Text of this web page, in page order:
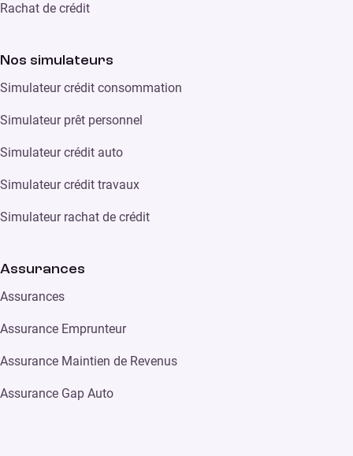
Rachat de crédit
Nos simulateurs
Simulateur crédit consommation
Simulateur prêt personnel
Simulateur crédit auto
Simulateur crédit travaux
Simulateur rachat de crédit
Assurances
Assurances
Assurance Emprunteur
Assurance Maintien de Revenus
Assurance Gap Auto